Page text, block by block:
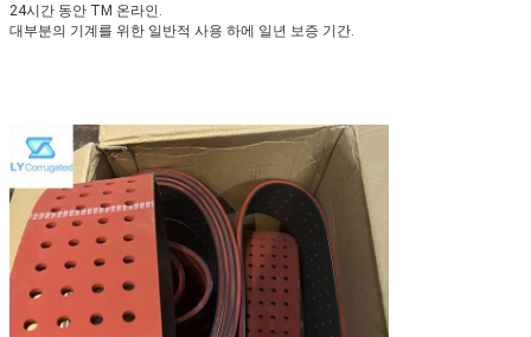
24시간 동안 TM 온라인.
대부분의 기계를 위한 일반적 사용 하에 일년 보증 기간.